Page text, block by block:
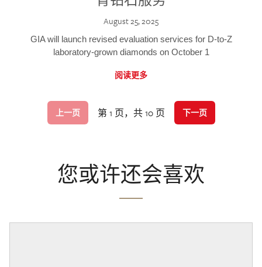
August 25, 2025
GIA will launch revised evaluation services for D-to-Z
laboratory-grown diamonds on October 1
阅读更多
上一页 第 1 页，共 10 页 下一页
您或许还会喜欢